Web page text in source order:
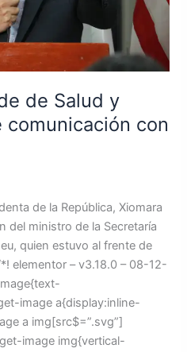
de Salud y
con
de la República, Xiomara
del ministro de la Secretaría
quien estuvo al frente de
elementor – v3.18.0 – 08-12-
image a{display:inline-
a img[src$=”.svg”]
image img{vertical-